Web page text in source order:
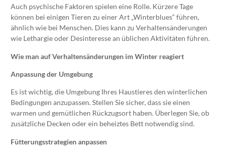
Auch psychische Faktoren spielen eine Rolle. Kürzere Tage
können bei einigen Tieren zu einer Art „Winterblues“ führen,
ähnlich wie bei Menschen. Dies kann zu Verhaltensänderungen
wie Lethargie oder Desinteresse an üblichen Aktivitäten führen.
Wie man auf Verhaltensänderungen im Winter reagiert
Anpassung der Umgebung
Es ist wichtig, die Umgebung Ihres Haustieres den winterlichen
Bedingungen anzupassen. Stellen Sie sicher, dass sie einen
warmen und gemütlichen Rückzugsort haben. Überlegen Sie, ob
zusätzliche Decken oder ein beheiztes Bett notwendig sind.
Fütterungsstrategien anpassen